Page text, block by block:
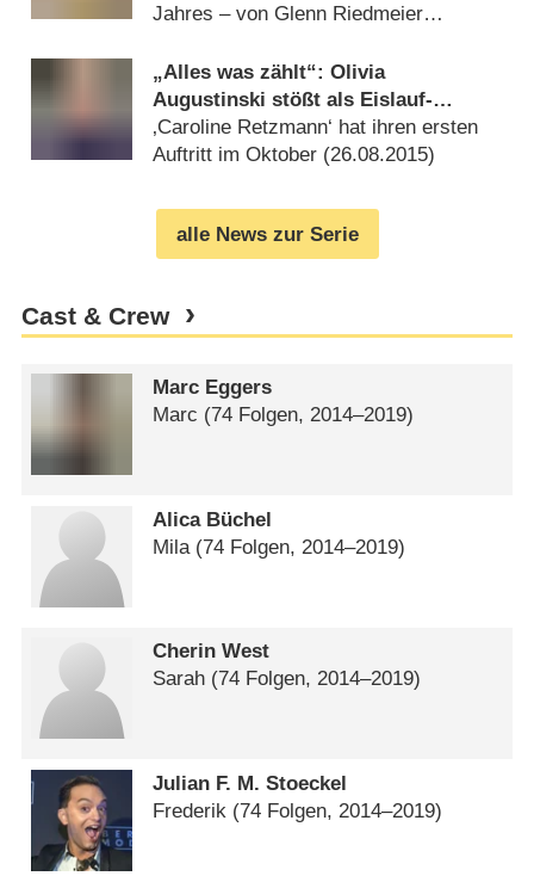
Jahres – von Glenn Riedmeier
„Alles was zählt“: Olivia
Augustinski stößt als Eislauf-
Trainerin zur RTL-Soap
‚Caroline Retzmann‘ hat ihren ersten
Auftritt im Oktober (26.08.2015)
alle News zur Serie
Cast & Crew
Marc Eggers
Marc (74 Folgen, 2014⁠–⁠2019)
Alica Büchel
Mila (74 Folgen, 2014⁠–⁠2019)
Cherin West
Sarah (74 Folgen, 2014⁠–⁠2019)
Julian F. M. Stoeckel
Frederik (74 Folgen, 2014⁠–⁠2019)